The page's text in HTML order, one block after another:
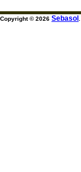
Copyright © 2026 Sebasol